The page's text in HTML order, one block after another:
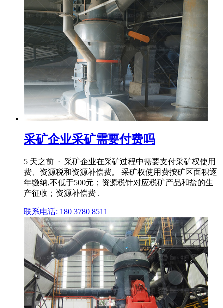
采矿企业采矿需要付费吗
5 天之前 · 采矿企业在采矿过程中需要支付采矿权使用
费、资源税和资源补偿费。 采矿权使用费按矿区面积逐
年缴纳,不低于500元；资源税针对应税矿产品和盐的生
产征收；资源补偿费 .
联系电话: 180 3780 8511